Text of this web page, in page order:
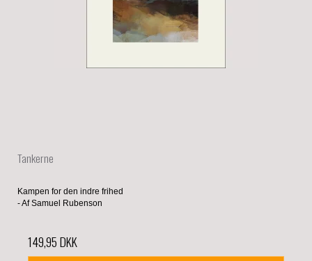
Tankerne
Kampen for den indre frihed
- Af Samuel Rubenson
149,95 DKK